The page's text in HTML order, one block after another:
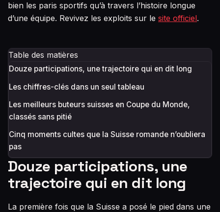
bien les paris sportifs qu’à travers l’histoire longue
d’une équipe. Revivez les exploits sur le site officiel.
Table des matières
Douze participations, une trajectoire qui en dit long
Les chiffres-clés dans un seul tableau
Les meilleurs buteurs suisses en Coupe du Monde,
classés sans pitié
Cinq moments cultes que la Suisse romande n’oubliera
pas
Douze participations, une
trajectoire qui en dit long
La première fois que la Suisse a posé le pied dans une